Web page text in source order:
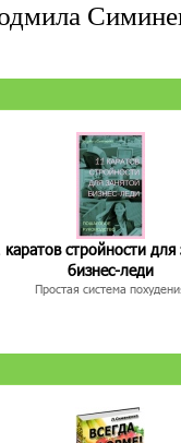
каратов стройности для
бизнес-леди
Простая система